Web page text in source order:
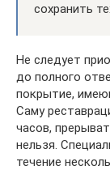
сохранить
Не следует
до полного
покрытие,
Саму
часов,
нельзя.
течение